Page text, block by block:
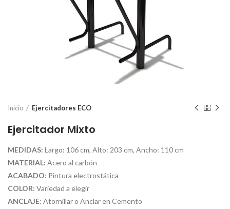
Inicio Ejercitadores ECO
Ejercitador Mixto
MEDIDAS: Largo: 106 cm, Alto: 203 cm, Ancho: 110 cm
MATERIAL: Acero al carbón
ACABADO: Pintura electrostática
COLOR: Variedad a elegir
ANCLAJE: Atornillar o Anclar en Cemento